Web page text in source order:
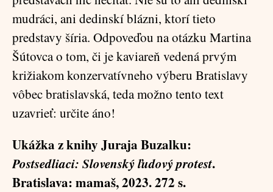
mudráci, ani dedinskí blázni, ktorí tieto
predstavy šíria. Odpoveďou na otázku Martina
Šútovca o tom, či je kaviareň vedená prvým
križiakom konzervatívneho výberu Bratislavy
vôbec bratislavská, teda možno tento text
uzavrieť: určite áno!
Ukážka z knihy Juraja Buzalku:
Postsedliaci: Slovenský ľudový protest.
Bratislava: mamaš, 2023. 272 s.